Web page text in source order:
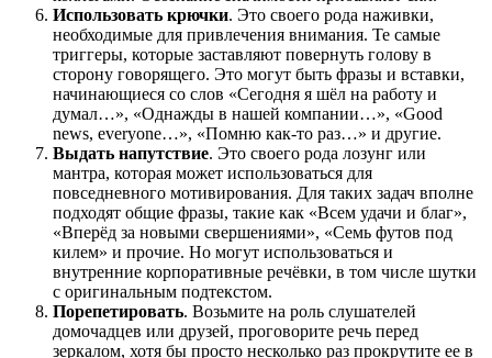
Использовать крючки. Это своего рода наживки,
необходимые для привлечения внимания. Те самые
триггеры, которые заставляют повернуть голову в
сторону говорящего. Это могут быть фразы и вставки,
начинающиеся со слов «Сегодня я шёл на работу и
думал…», «Однажды в нашей компании…», «Good
news, everyone…», «Помню как-то раз…» и другие.
Выдать напутствие. Это своего рода лозунг или
мантра, которая может использоваться для
повседневного мотивирования. Для таких задач вполне
подходят общие фразы, такие как «Всем удачи и благ»,
«Вперёд за новыми свершениями», «Семь футов под
килем» и прочие. Но могут использоваться и
внутренние корпоративные речёвки, в том числе шутки
с оригинальным подтекстом.
Порепетировать. Возьмите на роль слушателей
домочадцев или друзей, проговорите речь перед
зеркалом, хотя бы просто несколько раз прокрутите ее в